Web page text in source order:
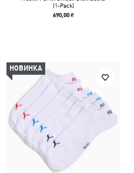
(1-Pack)
690,00 ₴
НОВИНКА